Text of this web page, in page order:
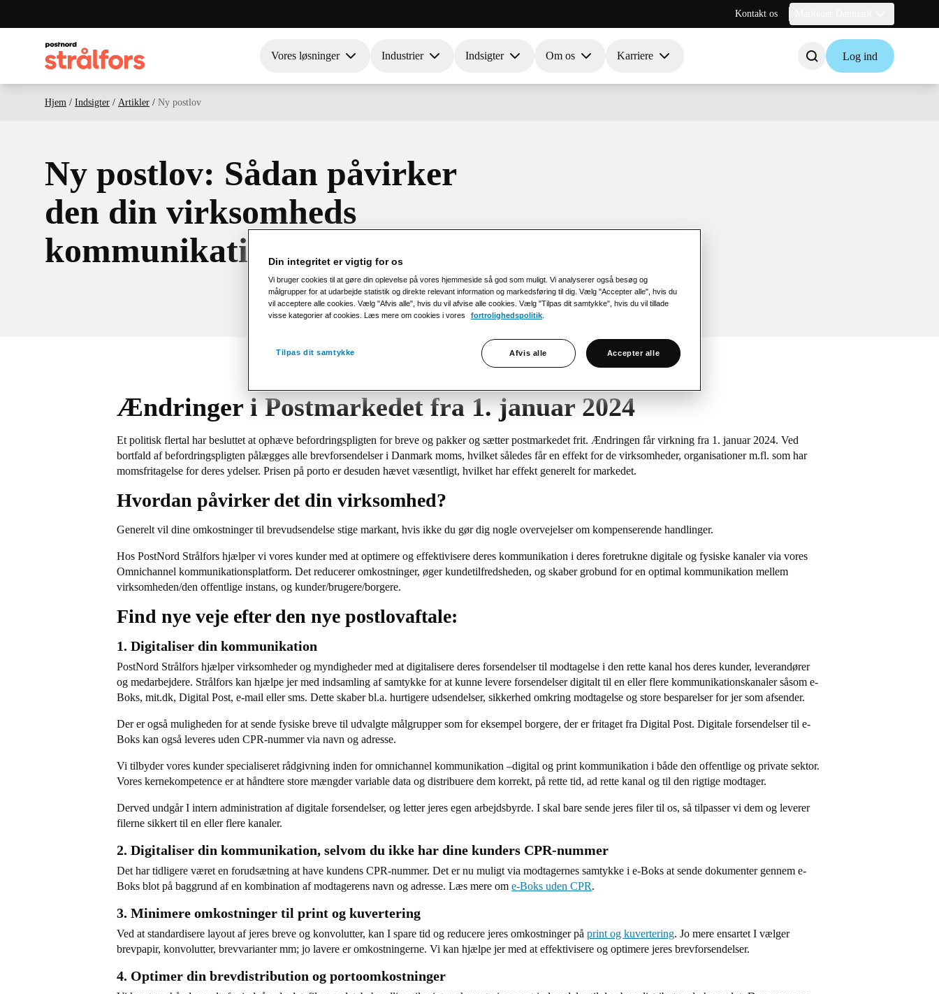
Kontakt os
Vores løsninger Industrier Indsigter Om os Karriere Log ind
Hjem / Indsigter / Artikler / Ny postlov
Ny postlov: Sådan påvirker
den din virksomheds
kommunikation
Ændringer i Postmarkedet fra 1. januar 2024
Et politisk flertal har besluttet at ophæve befordringspligten for breve og pakker og sætter postmarkedet frit. Ændringen får virkning fra 1. januar 2024. Ved
bortfald af befordringspligten pålægges alle brevforsendelser i Danmark moms, hvilket således får en effekt for de virksomheder, organisationer m.fl. som har
momsfritagelse for deres ydelser. Prisen på porto er desuden hævet væsentligt, hvilket har effekt generelt for markedet.
Hvordan påvirker det din virksomhed?
Generelt vil dine omkostninger til brevudsendelse stige markant, hvis ikke du gør dig nogle overvejelser om kompenserende handlinger.
Hos PostNord Strålfors hjælper vi vores kunder med at optimere og effektivisere deres kommunikation i deres foretrukne digitale og fysiske kanaler via vores
Omnichannel kommunikationsplatform. Det reducerer omkostninger, øger kundetilfredsheden, og skaber grobund for en optimal kommunikation mellem
virksomheden/den offentlige instans, og kunder/brugere/borgere.
Find nye veje efter den nye postlovaftale:
1. Digitaliser din kommunikation
PostNord Strålfors hjælper virksomheder og myndigheder med at digitalisere deres forsendelser til modtagelse i den rette kanal hos deres kunder, leverandører
og medarbejdere. Strålfors kan hjælpe jer med indsamling af samtykke for at kunne levere forsendelser digitalt til en eller flere kommunikationskanaler såsom e-
Boks, mit.dk, Digital Post, e-mail eller sms. Dette skaber bl.a. hurtigere udsendelser, sikkerhed omkring modtagelse og store besparelser for jer som afsender.
Der er også muligheden for at sende fysiske breve til udvalgte målgrupper som for eksempel borgere, der er fritaget fra Digital Post. Digitale forsendelser til e-
Boks kan også leveres uden CPR-nummer via navn og adresse.
Vi tilbyder vores kunder specialiseret rådgivning inden for omnichannel kommunikation –digital og print kommunikation i både den offentlige og private sektor.
Vores kernekompetence er at håndtere store mængder variable data og distribuere dem korrekt, på rette tid, ad rette kanal og til den rigtige modtager.
Derved undgår I intern administration af digitale forsendelser, og letter jeres egen arbejdsbyrde. I skal bare sende jeres filer til os, så tilpasser vi dem og leverer
filerne sikkert til en eller flere kanaler.
2. Digitaliser din kommunikation, selvom du ikke har dine kunders CPR-nummer
Det har tidligere været en forudsætning at have kundens CPR-nummer. Det er nu muligt via modtagernes samtykke i e-Boks at sende dokumenter gennem e-
Boks blot på baggrund af en kombination af modtagerens navn og adresse. Læs mere ome-Boks uden CPR.
3. Minimere omkostninger til print og kuvertering
Ved at standardisere layout af jeres breve og konvolutter, kan I spare tid og reducere jeres omkostninger påprint og kuvertering. Jo mere ensartet I vælger
brevpapir, konvolutter, brevvarianter mm; jo lavere er omkostningerne. Vi kan hjælpe jer med at effektivisere og optimere jeres brevforsendelser.
4. Optimer din brevdistribution og portoomkostninger
Din integritet er vigtig for os
Vi bruger cookies til at gøre din oplevelse på vores hjemmeside så god som muligt. Vi analyserer også besøg og
målgrupper for at udarbejde statistik og direkte relevant information og markedsføring til dig. Vælg "Accepter alle", hvis du
vil acceptere alle cookies. Vælg "Afvis alle", hvis du vil afvise alle cookies. Vælg "Tilpas dit samtykke", hvis du vil tillade
visse kategorier af cookies. Læs mere om cookies i vores
fortrolighedspolitik
Tilpas dit samtykke Afvis alle Accepter alle